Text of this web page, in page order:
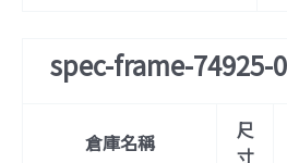
spec-frame-74925-
倉庫名稱
尺
寸